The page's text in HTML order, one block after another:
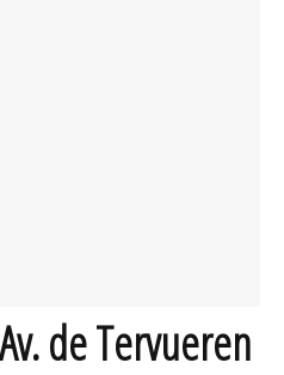
de Tervueren